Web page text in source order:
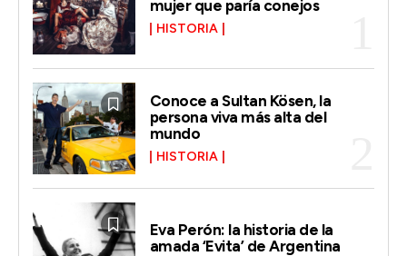
mujer que paría conejos
HISTORIA
Conoce a Sultan Kösen, la
persona viva más alta del
mundo
HISTORIA
Eva Perón: la historia de la
amada ‘Evita’ de Argentina